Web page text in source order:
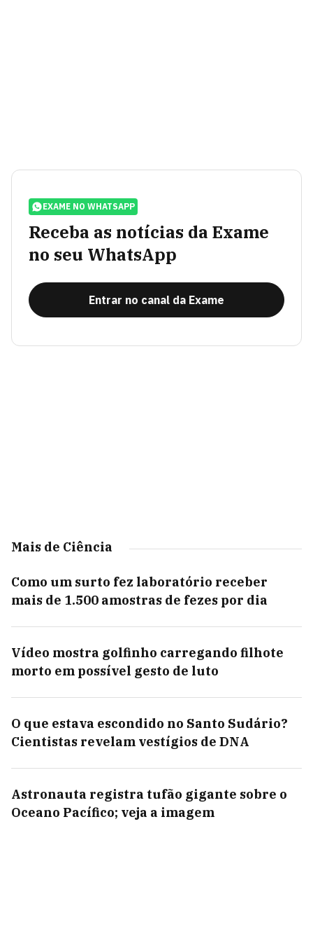
EXAME NO WHATSAPP
Receba as notícias da Exame
no seu WhatsApp
Entrar no canal da Exame
Mais de Ciência
Como um surto fez laboratório receber
mais de 1.500 amostras de fezes por dia
Vídeo mostra golfinho carregando filhote
morto em possível gesto de luto
O que estava escondido no Santo Sudário?
Cientistas revelam vestígios de DNA
Astronauta registra tufão gigante sobre o
Oceano Pacífico; veja a imagem